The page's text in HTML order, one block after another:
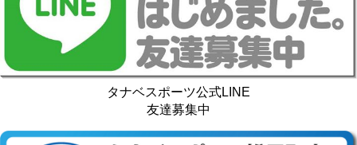
タナベスポーツ公式LINE
友達募集中